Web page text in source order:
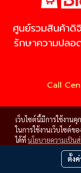
ศูนย์รวมสินค้า
รักษาความปลอ
Call
©
เว็บไซต์นี้มีการใช้งาน
ในการใช้งานเว็บไซต์ข
ได้ที่นโยบายความเป็น
ตั้ง